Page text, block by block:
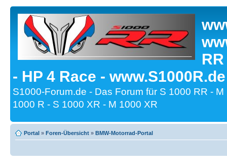
- HP 4 Race -
S1000-Forum.de - Das Forum für S 1000 RR -
1000 R - S 1000 XR - M 1000 XR
Portal » Foren-Übersicht » BMW-Motorrad-Portal